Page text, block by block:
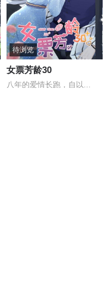
待浏览
女票芳龄30
八年的爱情长跑，自以...